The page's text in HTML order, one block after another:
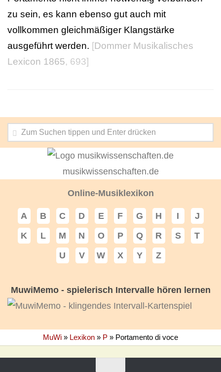
zu sein, es kann ebenso gut auch mit
vollkommen gleichmäßiger Klangstärke
ausgeführt werden. [Dommer Musikalisches
Lexicon 1865, 693]
musikwissenschaften.de
Online-Musiklexikon
A B C D E F G H I
J
K
L M N O P Q R S
T
U
V W X Y Z
MuwiMemo - spielerisch Intervalle hören lernen
MuWi » Lexikon » P » Portamento di voce